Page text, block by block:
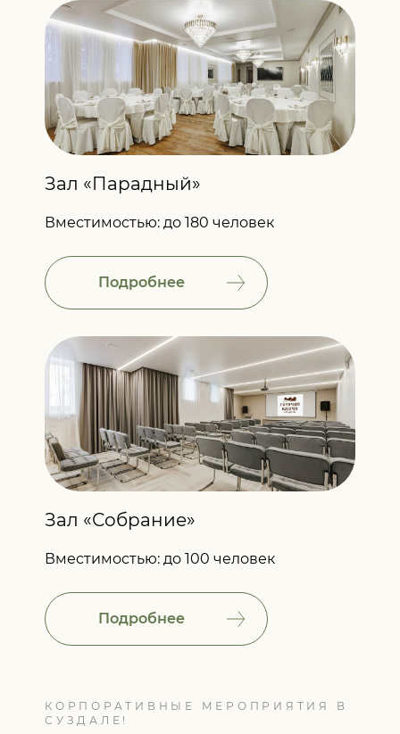
Зал «Парадный»
Вместимостью: до 180 человек
Подробнее
Зал «Собрание»
Вместимостью: до 100 человек
Подробнее
КОРПОРАТИВНЫЕ МЕРОПРИЯТИЯ В
СУЗДАЛЕ!